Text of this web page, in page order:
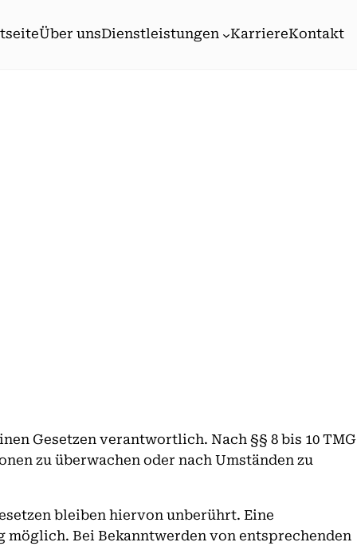
Über unsDienstleistungen KarriereKontakt
Gesetzen verantwortlich. Nach §§ 8 bis 10 TMG
zu überwachen oder nach Umständen zu
bleiben hiervon unberührt. Eine
Bei Bekanntwerden von entsprechenden